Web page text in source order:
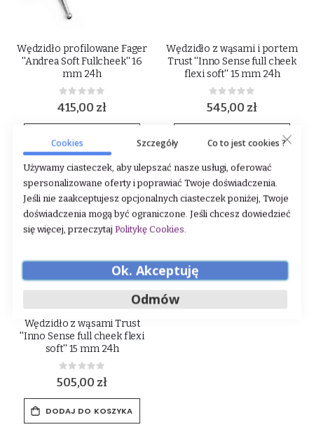
Wędzidło profilowane Fager
''Andrea Soft Fullcheek'' 16
mm 24h
Rating:
0%
415,00 zł
Wędzidło z wąsami i portem
Trust ''Inno Sense full cheek
flexi soft'' 15 mm 24h
Rating:
0%
545,00 zł
DODAJ DO KOSZYKA
Wędzidło z wąsami Trust
''Inno Sense full cheek flexi
soft'' 15 mm 24h
Rating:
0%
505,00 zł
DODAJ DO KOSZYKA
Cookies Szczegóły Co to jest cookies ?
Używamy ciasteczek, aby ulepszać nasze usługi, oferować
spersonalizowane oferty i poprawiać Twoje doświadczenia.
Jeśli nie zaakceptujesz opcjonalnych ciasteczek poniżej, Twoje
doświadczenia mogą być ograniczone. Jeśli chcesz dowiedzieć
się więcej, przeczytaj Politykę Cookies.
Ok. Akceptuję
Odmów